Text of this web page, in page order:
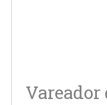
Vareador